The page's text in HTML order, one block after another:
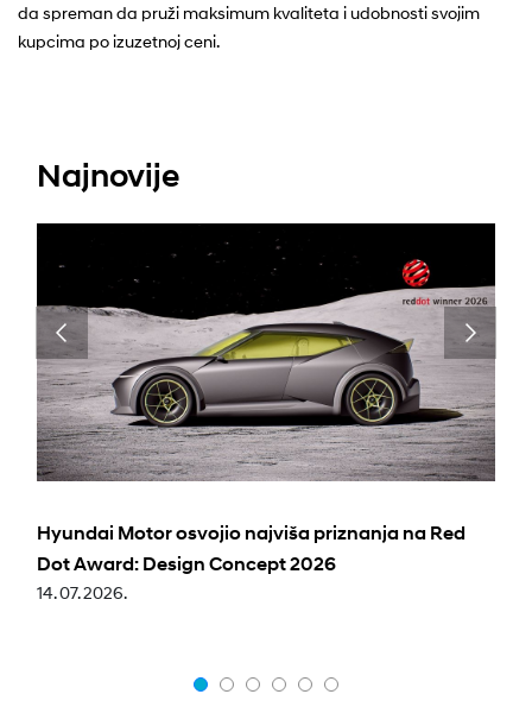
da spreman da pruži maksimum kvaliteta i udobnosti svojim
kupcima po izuzetnoj ceni.
Najnovije
Hyundai Motor osvojio najviša priznanja na Red
Dot Award: Design Concept 2026
14. 07. 2026.